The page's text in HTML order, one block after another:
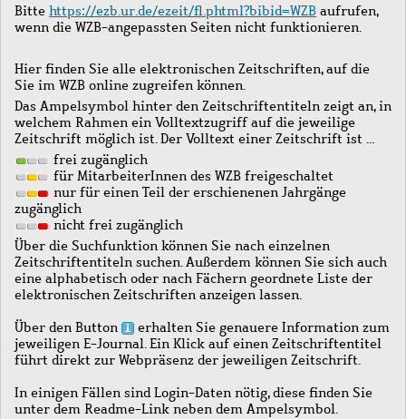
Bitte https://ezb.ur.de/ezeit/fl.phtml?bibid=WZB aufrufen,
wenn die WZB-angepassten Seiten nicht funktionieren.
Hier finden Sie alle elektronischen Zeitschriften, auf die
Sie im WZB online zugreifen können.
Das Ampelsymbol hinter den Zeitschriftentiteln zeigt an, in
welchem Rahmen ein Volltextzugriff auf die jeweilige
Zeitschrift möglich ist. Der Volltext einer Zeitschrift ist …
frei zugänglich
für MitarbeiterInnen des WZB freigeschaltet
nur für einen Teil der erschienenen Jahrgänge
zugänglich
nicht frei zugänglich
Über die Suchfunktion können Sie nach einzelnen
Zeitschriftentiteln suchen. Außerdem können Sie sich auch
eine alphabetisch oder nach Fächern geordnete Liste der
elektronischen Zeitschriften anzeigen lassen.
Über den Button
erhalten Sie genauere Information zum
jeweiligen E-Journal. Ein Klick auf einen Zeitschriftentitel
führt direkt zur Webpräsenz der jeweiligen Zeitschrift.
In einigen Fällen sind Login-Daten nötig, diese finden Sie
unter dem Readme-Link neben dem Ampelsymbol.